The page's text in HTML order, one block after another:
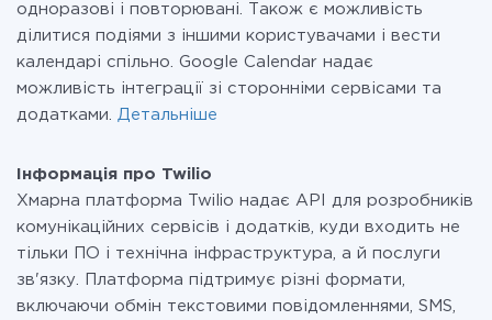
одноразові і повторювані. Також є можливість
ділитися подіями з іншими користувачами і вести
календарі спільно. Google Calendar надає
можливість інтеграції зі сторонніми сервісами та
додатками. Детальніше
Інформація про Twilio
Хмарна платформа Twilio надає API для розробників
комунікаційних сервісів і додатків, куди входить не
тільки ПО і технічна інфраструктура, а й послуги
зв'язку. Платформа підтримує різні формати,
включаючи обмін текстовими повідомленнями, SMS,